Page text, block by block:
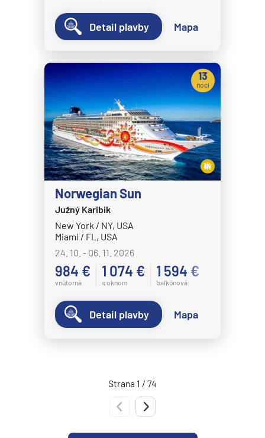
MSC World Europa
Norwegian Aqua
Norwegian Aura
Norwegian Bliss
Norwegian Breakaway
Norwegian Dawn
Norwegian Encore
Norwegian Epic
Norwegian Escape
Norwegian Gem
Norwegian Getaway
Norwegian Jade
Norwegian Jewel
Norwegian Joy
Norwegian Luna
Norwegian Sky
Norwegian Spirit
Detail plavby Mapa
Norwegian Sun
Južný Karibik
New York / NY, USA
Miami / FL, USA
24. 10. - 06. 11. 2026
984 €
vnútorná
1 074 €
s oknom
1 594 €
balkónová
13
nocí
Detail plavby Mapa
Strana 1 / 74
Predchádzajúca strana